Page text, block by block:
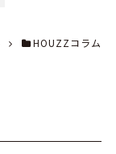
HOUZZコラム